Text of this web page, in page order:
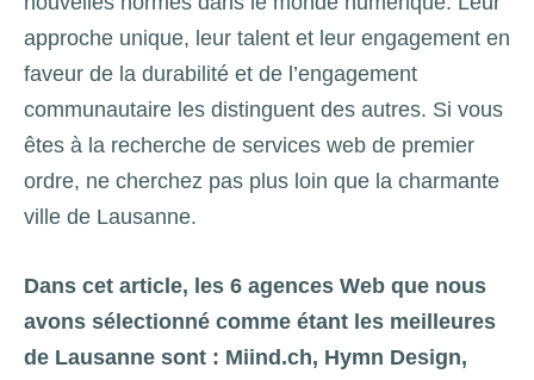
approche unique, leur talent et leur engagement en
faveur de la durabilité et de l’engagement
communautaire les distinguent des autres. Si vous
êtes à la recherche de services web de premier
ordre, ne cherchez pas plus loin que la charmante
ville de Lausanne.
Dans cet article, les 6 agences Web que nous
avons sélectionné comme étant les meilleures
de Lausanne sont : Miind.ch, Hymn Design,